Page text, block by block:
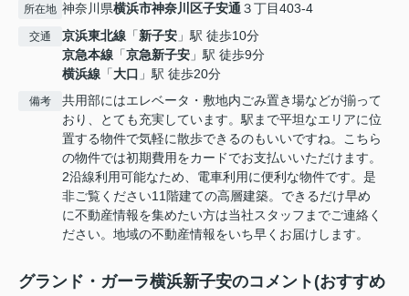
所在地 神奈川県横浜市神奈川区子安通３丁目403-4
交通 京浜東北線 「新子安 」駅 徒歩10分
京急本線 「京急新子安 」駅 徒歩9分
横浜線 「大口 」駅 徒歩20分
備考
共用部にはエレベータ・敷地内ごみ置き場などが揃って
おり、とても充実しています。駅まで平坦なエリアに位
置する物件で気軽に散歩できるのもいいですね。こちら
の物件では初期費用をカードでお支払いいただけます。
2沿線利用可能なため、電車利用に便利な物件です。是
非ご覧ください11階建ての高層建築。できるだけ早め
に不動産情報を集めたい方は当社スタッフまでご連絡く
ださい。地域の不動産情報をいち早くお届けします。
グランド・ガーラ横浜新子安のコメント(おすすめ